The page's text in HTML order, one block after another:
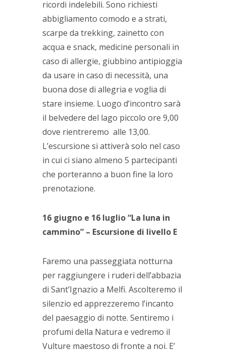
ricordi indelebili. Sono richiesti
abbigliamento comodo e a strati,
scarpe da trekking, zainetto con
acqua e snack, medicine personali in
caso di allergie, giubbino antipioggia
da usare in caso di necessità, una
buona dose di allegria e voglia di
stare insieme. Luogo d’incontro sarà
il belvedere del lago piccolo ore 9,00
dove rientreremo alle 13,00.
L’escursione si attiverà solo nel caso
in cui ci siano almeno 5 partecipanti
che porteranno a buon fine la loro
prenotazione.
16 giugno e 16 luglio “La luna in
cammino” – Escursione di livello E
Faremo una passeggiata notturna
per raggiungere i ruderi dell’abbazia
di Sant’Ignazio a Melfi. Ascolteremo il
silenzio ed apprezzeremo l’incanto
del paesaggio di notte. Sentiremo i
profumi della Natura e vedremo il
Vulture maestoso di fronte a noi. E’